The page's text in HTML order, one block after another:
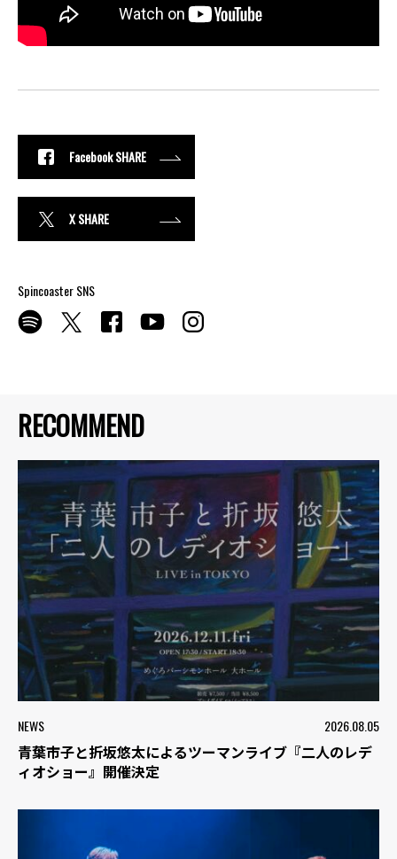
RECOMMEND
NEWS 2026.08.05
青葉市子と折坂悠太によるツーマンライブ『二人のレデ
ィオショー』開催決定
Facebook SHARE
X SHARE
Spincoaster SNS